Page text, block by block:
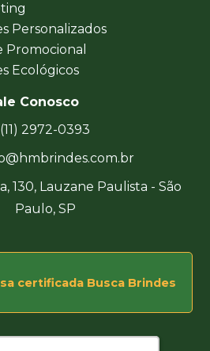
Personalizados
Promocional
Ecológicos
Conosco
(11) 2972-0393
130, Lauzane Paulista - São
Paulo, SP
certificada Busca Brindes